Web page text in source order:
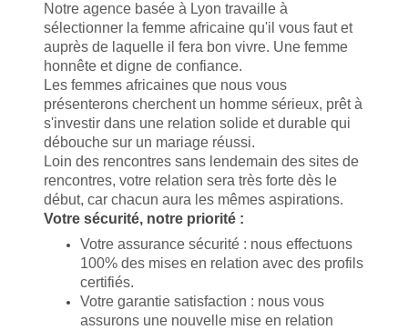
Notre agence basée à Lyon travaille à
sélectionner la femme africaine qu'il vous faut et
auprès de laquelle il fera bon vivre. Une femme
honnête et digne de confiance.
Les femmes africaines que nous vous
présenterons cherchent un homme sérieux, prêt à
s'investir dans une relation solide et durable qui
débouche sur un mariage réussi.
Loin des rencontres sans lendemain des sites de
rencontres, votre relation sera très forte dès le
début, car chacun aura les mêmes aspirations.
Votre sécurité, notre priorité :
Votre assurance sécurité : nous effectuons
100% des mises en relation avec des profils
certifiés.
Votre garantie satisfaction : nous vous
assurons une nouvelle mise en relation